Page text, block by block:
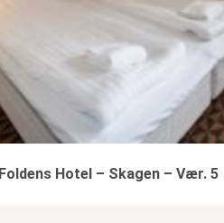
Foldens Hotel – Skagen – Vær. 5